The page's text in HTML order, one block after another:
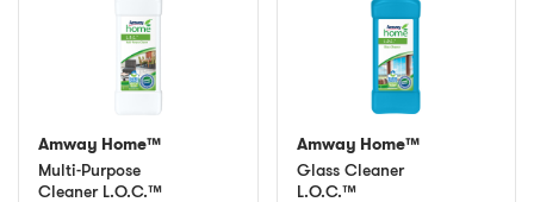
Amway Home™
Multi-Purpose
Cleaner L.O.C.™
Amway Home™
Glass Cleaner
L.O.C.™